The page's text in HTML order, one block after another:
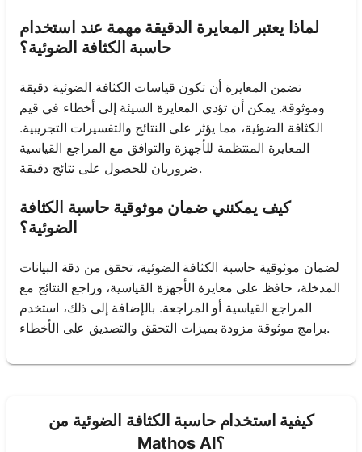
لماذا يعتبر المعايرة الدقيقة مهمة عند استخدام
حاسبة الكثافة الضوئية؟
تضمن المعايرة أن تكون قياسات الكثافة الضوئية دقيقة
وموثوقة. يمكن أن تؤدي المعايرة السيئة إلى أخطاء في قيم
الكثافة الضوئية، مما يؤثر على النتائج والتفسيرات التجريبية.
المعايرة المنتظمة للأجهزة والتوافق مع المراجع القياسية
ضروريان للحصول على نتائج دقيقة.
كيف يمكنني ضمان موثوقية حاسبة الكثافة
الضوئية؟
لضمان موثوقية حاسبة الكثافة الضوئية، تحقق من دقة البيانات
المدخلة، حافظ على معايرة الأجهزة القياسية، وراجع النتائج مع
المراجع القياسية أو المراجعة. بالإضافة إلى ذلك، استخدم
برامج موثوقة مزودة بميزات التحقق والتصديق على الأخطاء.
كيفية استخدام حاسبة الكثافة الضوئية من
Mathos AI؟